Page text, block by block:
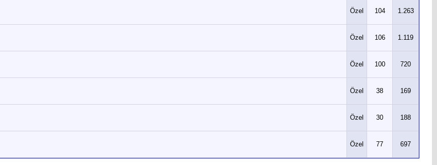
Özel 104 1.263
Özel 106 1.119
Özel 100 720
Özel 38 169
Özel 30 188
Özel 77 697